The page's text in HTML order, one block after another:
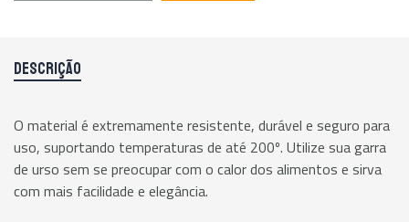
DESCRIÇÃO
O material é extremamente resistente, durável e seguro para
uso, suportando temperaturas de até 200º. Utilize sua garra
de urso sem se preocupar com o calor dos alimentos e sirva
com mais facilidade e elegância.